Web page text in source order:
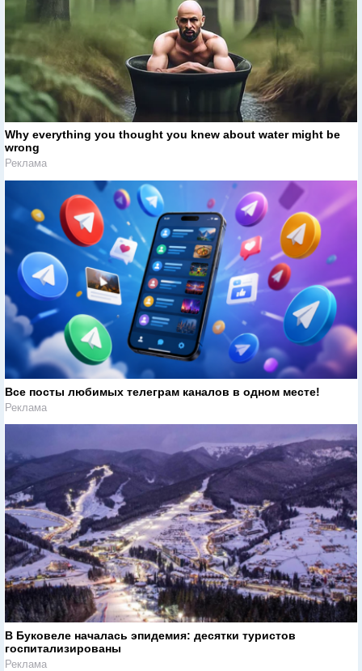
Why everything you thought you knew about water might be
wrong
Реклама
Все посты любимых телеграм каналов в одном месте!
Реклама
В Буковеле началась эпидемия: десятки туристов
госпитализированы
Реклама